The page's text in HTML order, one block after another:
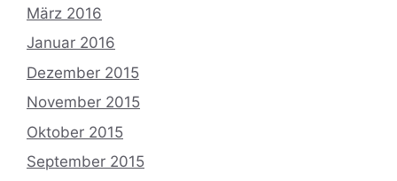
März 2016
Januar 2016
Dezember 2015
November 2015
Oktober 2015
September 2015